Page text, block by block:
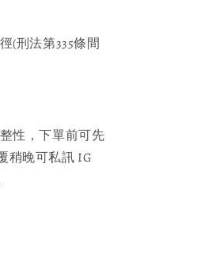
(刑法第335條間
性，下單前可先
稍晚可私訊 IG